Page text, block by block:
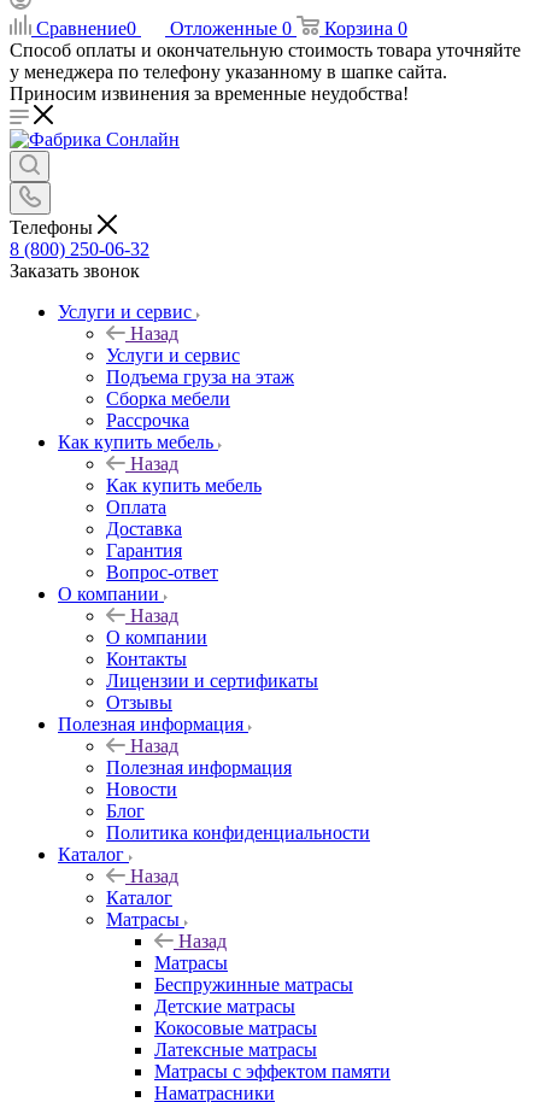
Сравнение0 Отложенные 0 Корзина 0
Способ оплаты и окончательную стоимость товара уточняйте
у менеджера по телефону указанному в шапке сайта.
Приносим извинения за временные неудобства!
Телефоны
8 (800) 250-06-32
Заказать звонок
Услуги и сервис
Назад
Услуги и сервис
Подъема груза на этаж
Сборка мебели
Рассрочка
Как купить мебель
Назад
Как купить мебель
Оплата
Доставка
Гарантия
Вопрос-ответ
О компании
Назад
О компании
Контакты
Лицензии и сертификаты
Отзывы
Полезная информация
Назад
Полезная информация
Новости
Блог
Политика конфиденциальности
Каталог
Назад
Каталог
Матрасы
Назад
Матрасы
Беспружинные матрасы
Детские матрасы
Кокосовые матрасы
Латексные матрасы
Матрасы с эффектом памяти
Наматрасники